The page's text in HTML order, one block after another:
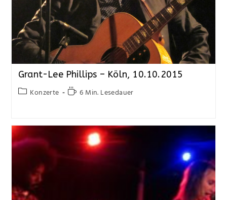
Grant-Lee Phillips – Köln, 10.10.2015
Konzerte 6 Min. Lesedauer